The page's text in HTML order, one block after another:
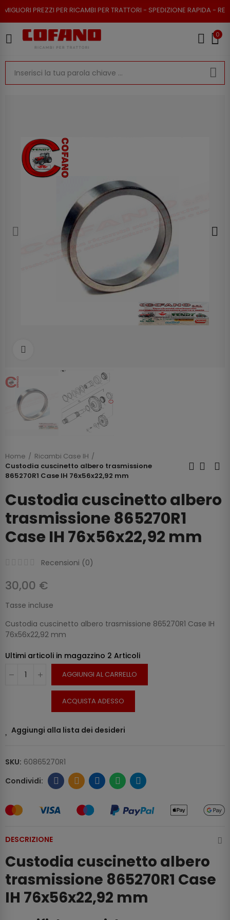
PER RICAMBI PER TRATTORI - SPEDIZIONE RAPIDA - RESO POSSIBILE
0
Home
Ricambi Case IH
Custodia cuscinetto albero trasmissione
865270R1 Case IH 76x56x22,92 mm
Custodia cuscinetto albero
trasmissione 865270R1
Case IH 76x56x22,92 mm
Recensioni (0)
30,00 €
Tasse incluse
Custodia cuscinetto albero trasmissione 865270R1 Case IH
76x56x22,92 mm
Ultimi articoli in magazzino 2 Articoli
AGGIUNGI AL CARRELLO
ACQUISTA ADESSO
Aggiungi alla lista dei desideri
SKU: 60865270R1
DESCRIZIONE
Custodia cuscinetto albero
trasmissione 865270R1 Case
IH 76x56x22,92 mm